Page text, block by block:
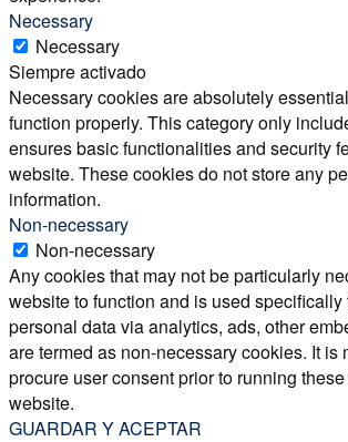
Necessary
Necessary
Siempre activado
Necessary cookies are absolutely
function properly. This category only
ensures basic functionalities and security
website. These cookies do not store any
information.
Non-necessary
Non-necessary
Any cookies that may not be particularly
website to function and is used
personal data via analytics, ads, other
are termed as non-necessary cookies. It is
procure user consent prior to running
website.
GUARDAR Y ACEPTAR